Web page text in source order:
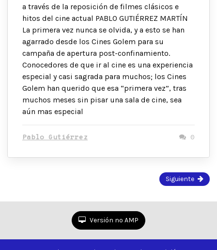
a través de la reposición de filmes clásicos e
hitos del cine actual PABLO GUTIÉRREZ MARTÍN
La primera vez nunca se olvida, y a esto se han
agarrado desde los Cines Golem para su
campaña de apertura post-confinamiento.
Conocedores de que ir al cine es una experiencia
especial y casi sagrada para muchos; los Cines
Golem han querido que esa “primera vez”, tras
muchos meses sin pisar una sala de cine, sea
aún mas especial
Pablo Gutiérrez 0
Siguiente
Versión no AMP